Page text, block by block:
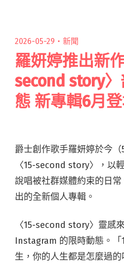
2026-05-29・ 新聞
羅妍婷推出新
second story
態 新專輯6月
爵士創作歌手羅妍婷於今
〈15-second story〉，以
說唱被社群媒體約束的日
出的全新個人專輯。
〈15-second story〉靈感
Instagram 的限時動態。「
生，你的人生都是怎麼過